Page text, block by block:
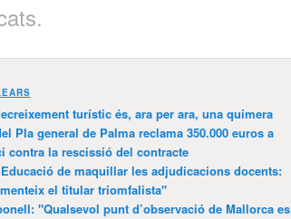
turístic és, ara per ara, una quimera
Pla general de Palma reclama 350.000 euros a
contra la rescissió del contracte
de maquillar les adjudicacions docents:
el titular triomfalista"
"Qualsevol punt d’observació de Mallorca es